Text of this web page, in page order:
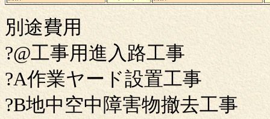
別途費用
?@工事用進入路工事
?A作業ヤード設置工事
?B地中空中障害物撤去工事